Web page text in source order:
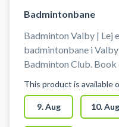
badmintonbane i
#badminton-
Badmintonbane
Badminton Valby | Lej
badmintonbane i
Badminton Club. Book en
og spil badminton i
leje en af Valby
badmintonbaner. #badminton-
This product is available
9. Aug 10. Aug